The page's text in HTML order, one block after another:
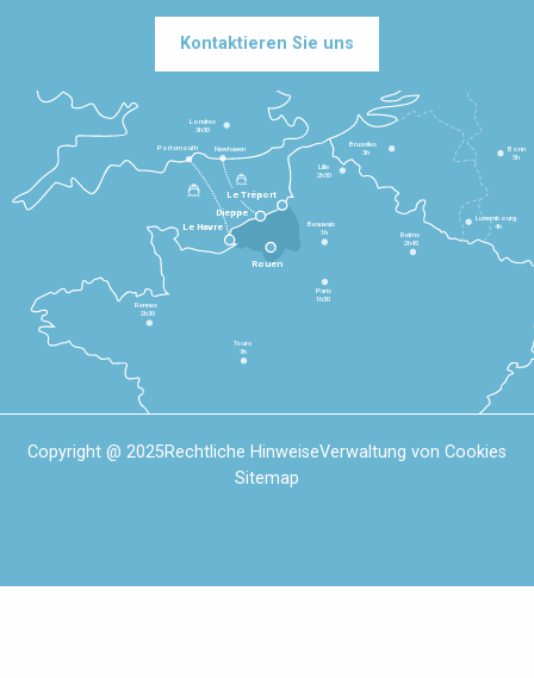
Kontaktieren Sie uns
Le Havre
Dieppe
Le Tréport
Rennes
2h30
Tours
3h
Paris
1h30
Beauvais
1h
Reims
2h45
Lille
2h30
Bruxelles
3h
Londres
3h30
Newhaven
Portsmouth
Bonn
5h
Luxembourg
4h
Rouen
Copyright @ 2025Rechtliche HinweiseVerwaltung von Cookies
Sitemap